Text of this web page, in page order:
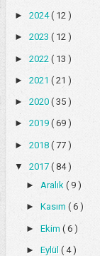
► 2024( 12 )
► 2023 ( 12 )
► 2022 ( 13 )
► 2021 ( 21 )
► 2020 ( 35 )
► 2019 ( 69 )
► 2018 ( 77 )
▼ 2017 ( 84 )
► Aralık ( 9 )
► Kasım ( 6 )
► Ekim ( 6 )
► Eylül ( 4 )